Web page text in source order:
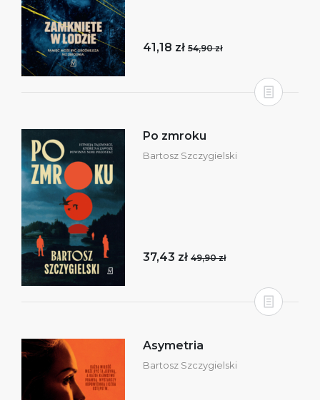
41,18 zł 54,90 zł
Po zmroku
Bartosz Szczygielski
37,43 zł 49,90 zł
Asymetria
Bartosz Szczygielski